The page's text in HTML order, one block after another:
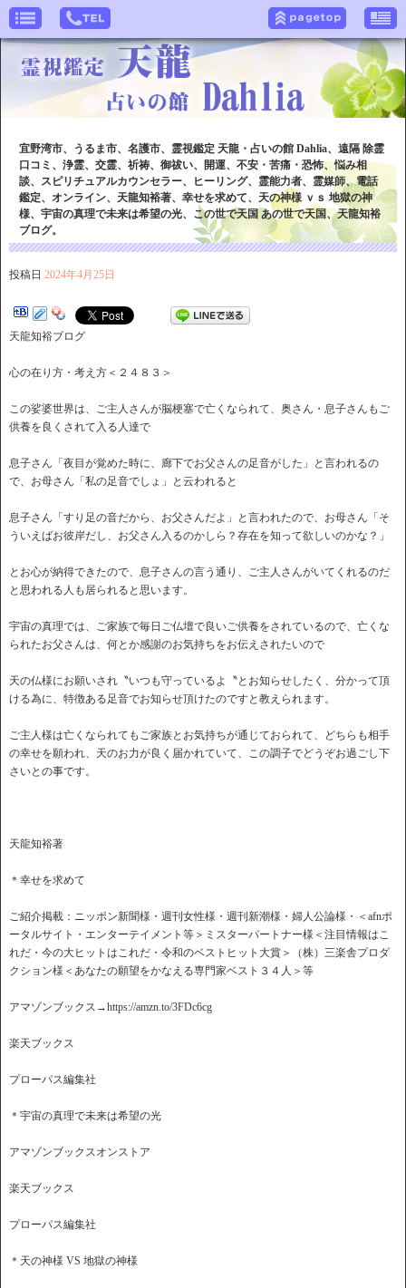
宜野湾市、うるま市、名護市、霊視鑑定 天龍・占いの館 Dahlia、遠隔 除霊
口コミ、浄霊、交霊、祈祷、御祓い、開運、不安・苦痛・恐怖、悩み相
談、スピリチュアルカウンセラー、ヒーリング、霊能力者、霊媒師、電話
鑑定、オンライン、天龍知裕著、幸せを求めて、天の神様 ｖｓ 地獄の神
様、宇宙の真理で未来は希望の光、この世で天国 あの世で天国、天龍知裕
ブログ。
投稿日 2024年4月25日
天龍知裕ブログ
心の在り方・考え方＜２４８３＞
この娑婆世界は、ご主人さんが脳梗塞で亡くなられて、奥さん・息子さんもご
供養を良くされて入る人達で
息子さん「夜目が覚めた時に、廊下でお父さんの足音がした」と言われるの
で、お母さん「私の足音でしょ」と云われると
息子さん「すり足の音だから、お父さんだよ」と言われたので、お母さん「そ
ういえばお彼岸だし、お父さん入るのかしら？存在を知って欲しいのかな？」
とお心が納得できたので、息子さんの言う通り、ご主人さんがいてくれるのだ
と思われる人も居られると思います。
宇宙の真理では、ご家族で毎日ご仏壇で良いご供養をされているので、亡くな
られたお父さんは、何とか感謝のお気持ちをお伝えされたいので
天の仏様にお願いされ〝いつも守っているよ〝とお知らせしたく、分かって頂
ける為に、特徴ある足音でお知らせ頂けたのですと教えられます。
ご主人様は亡くなられてもご家族とお気持ちが通じておられて、どちらも相手
の幸せを願われ、天のお力が良く届かれていて、この調子でどうぞお過ごし下
さいとの事です。
天龍知裕著
＊幸せを求めて
ご紹介掲載：ニッポン新聞様・週刊女性様・週刊新潮様・婦人公論様・＜afnポ
ータルサイト・エンターテイメント等＞ミスターパートナー様＜注目情報はこ
れだ・今の大ヒットはこれだ・令和のベストヒット大賞＞（株）三楽舎プロダ
クション様＜あなたの願望をかなえる専門家ベスト３４人＞等
アマゾンブックス→https://amzn.to/3FDc6cg
楽天ブックス
プローパス編集社
＊宇宙の真理で未来は希望の光
アマゾンブックスオンストア
楽天ブックス
プローパス編集社
＊天の神様 VS 地獄の神様